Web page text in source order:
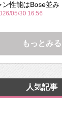
ン性能はBose並み
05/30 16:56
もっとみる
人気記事